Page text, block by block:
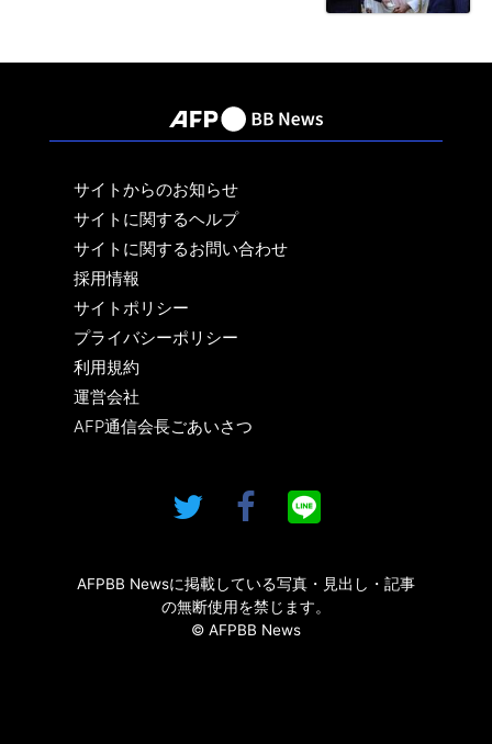
サイトからのお知らせ
サイトに関するヘルプ
サイトに関するお問い合わせ
採用情報
サイトポリシー
プライバシーポリシー
利用規約
運営会社
AFP通信会長ごあいさつ
AFPBB Newsに掲載している写真・見出し・記事
の無断使用を禁じます。
© AFPBB News